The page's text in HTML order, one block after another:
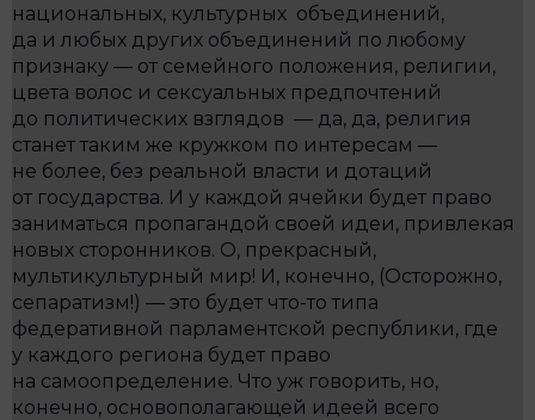
национальных, культурных объединений,
да и любых других объединений по любому
признаку — от семейного положения, религии,
цвета волос и сексуальных предпочтений
до политических взглядов — да, да, религия
станет таким же кружком по интересам —
не более, без реальной власти и дотаций
от государства. И у каждой ячейки будет право
заниматься пропагандой своей идеи, привлекая
новых сторонников. О, прекрасный,
мультикультурный мир! И, конечно, (Осторожно,
сепаратизм!) — это будет что-то типа
федеративной парламентской республики, где
у каждого региона будет право
на самоопределение. Что уж говорить, но,
конечно, основополагающей идеей всего